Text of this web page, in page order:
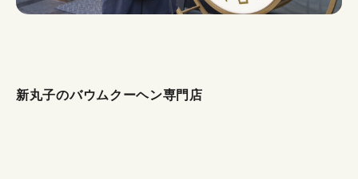
新丸子のバウムクーヘン専門店